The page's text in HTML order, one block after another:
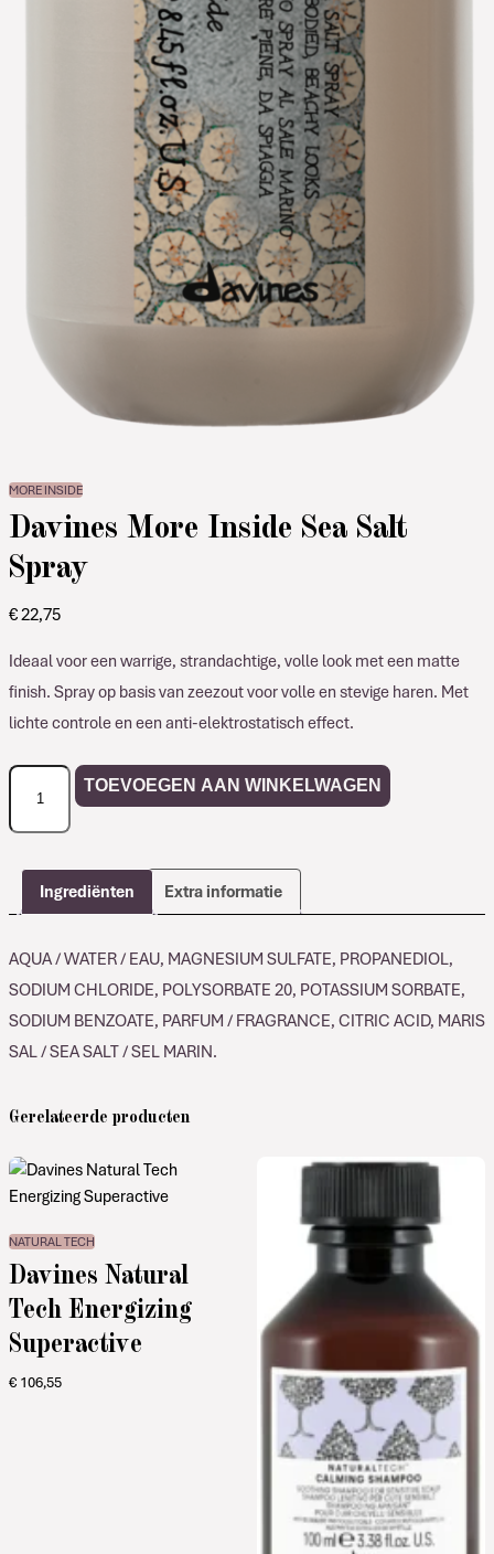
MORE INSIDE
Davines More Inside Sea Salt
Spray
€22,75
Ideaal voor een warrige, strandachtige, volle look met een matte
finish. Spray op basis van zeezout voor volle en stevige haren. Met
lichte controle en een anti-elektrostatisch effect.
Davines
More
Inside
Spray
TOEVOEGEN AAN WINKELWAGEN
Ingrediënten Extra informatie
AQUA / WATER / EAU, MAGNESIUM SULFATE, PROPANEDIOL,
SODIUM CHLORIDE, POLYSORBATE 20, POTASSIUM SORBATE,
SODIUM BENZOATE, PARFUM / FRAGRANCE, CITRIC ACID, MARIS
SAL / SEA SALT / SEL MARIN.
Gerelateerde producten
NATURAL TECH
Davines Natural
Tech Energizing
Superactive
€ 106,55